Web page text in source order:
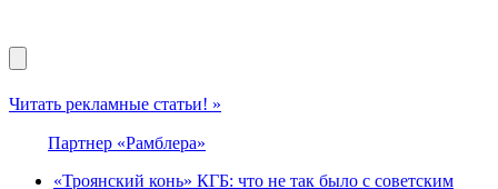
Читать рекламные статьи! »
Партнер «Рамблера»
«Троянский конь» КГБ: что не так было с советским